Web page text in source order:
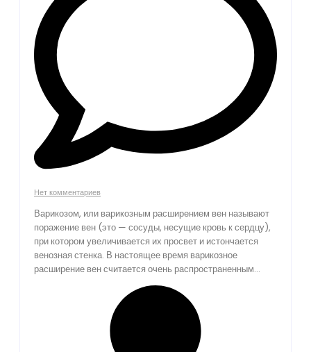
Нет комментариев
Варикозом, или варикозным расширением вен называют
поражение вен (это — сосуды, несущие кровь к сердцу),
при котором увеличивается их просвет и истончается
венозная стенка. В настоящее время варикозное
расширение вен считается очень распространенным...